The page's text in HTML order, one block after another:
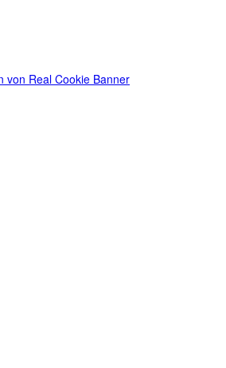
von Real Cookie Banner